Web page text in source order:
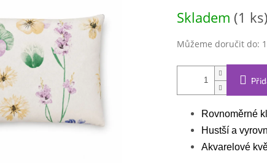
cena:
Skladem (1 ks)
Můžeme doručit do:
Rovnoměrné
Hustší a
Akvarelové